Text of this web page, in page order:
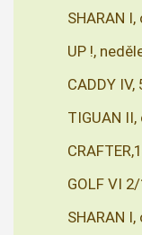
SHARAN
UP !,
CADDY
TIGUAN
GOLF VI
SHARAN